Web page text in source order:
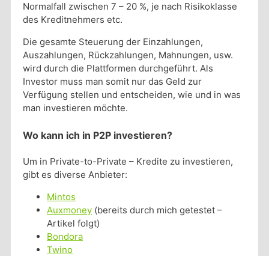
Normalfall zwischen 7 – 20 %, je nach Risikoklasse
des Kreditnehmers etc.
Die gesamte Steuerung der Einzahlungen,
Auszahlungen, Rückzahlungen, Mahnungen, usw.
wird durch die Plattformen durchgeführt. Als
Investor muss man somit nur das Geld zur
Verfügung stellen und entscheiden, wie und in was
man investieren möchte.
Wo kann ich in P2P investieren?
Um in Private-to-Private – Kredite zu investieren,
gibt es diverse Anbieter:
Mintos
Auxmoney (bereits durch mich getestet –
Artikel folgt)
Bondora
Twino